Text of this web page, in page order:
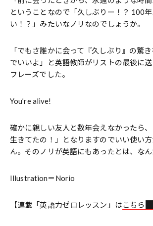
ということなので「久しぶりー！？ 100
い！？」みたいなノリなのでしょうか。
「でもさ誰かに会って『久しぶり』の驚
でいいよ」と英語教師がリストの最後に
フレーズでした。
You’re alive!
確かに親しい友人と数年会えなかったら
生きてたの！」となりますのでいい使い
ん。そのノリが英語にもあったとは、なん
Illustration＝Norio
【連載「英語力ゼロレッスン」はこちら